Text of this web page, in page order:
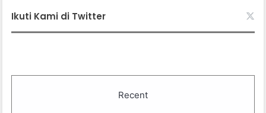
Ikuti Kami di Twitter
Recent